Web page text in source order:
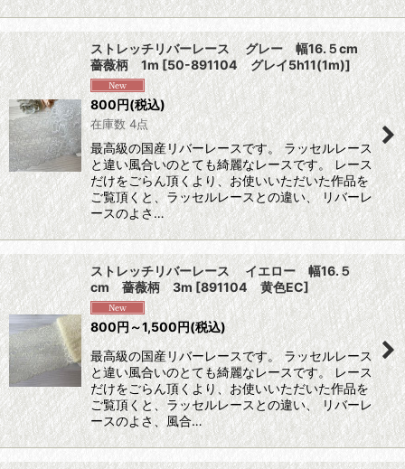
ストレッチリバーレース グレー 幅16.５cm
薔薇柄 1m [50-891104 グレイ5h11(1m)]
800円(税込)
在庫数 4点
最高級の国産リバーレースです。 ラッセルレース
と違い風合いのとても綺麗なレースです。 レース
だけをごらん頂くより、お使いいただいた作品を
ご覧頂くと、ラッセルレースとの違い、 リバーレ
ースのよさ…
ストレッチリバーレース イエロー 幅16.５
cm 薔薇柄 3m [891104 黄色EC]
800円～1,500円(税込)
最高級の国産リバーレースです。 ラッセルレース
と違い風合いのとても綺麗なレースです。 レース
だけをごらん頂くより、お使いいただいた作品を
ご覧頂くと、ラッセルレースとの違い、 リバーレ
ースのよさ、風合…